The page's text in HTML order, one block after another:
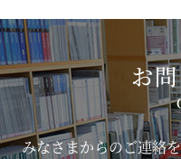
お
みなさまからのご連絡